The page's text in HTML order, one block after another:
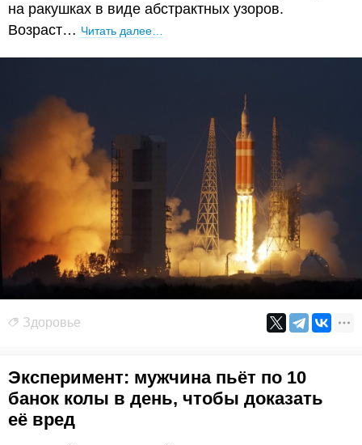
на ракушках в виде абстрактных узоров.
Возраст… Читать далее…
Здоровье
Эксперимент: мужчина пьёт по 10
банок колы в день, чтобы доказать
её вред